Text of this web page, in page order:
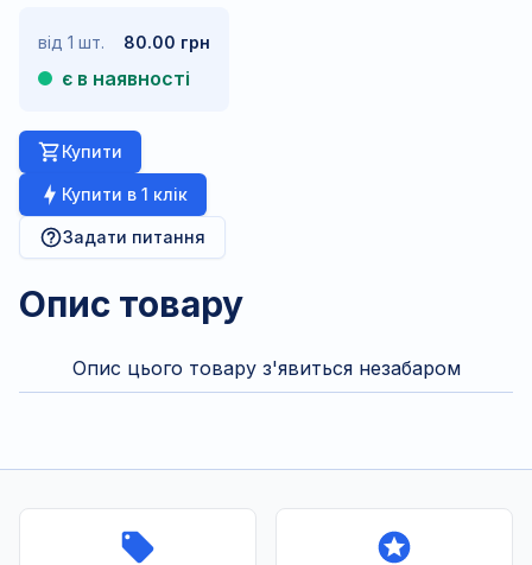
від 1 шт. 80.00 грн
є в наявності
Купити
Купити в 1 клік
Задати питання
Опис товару
Опис цього товару з'явиться незабаром
Переваги нашого магазину